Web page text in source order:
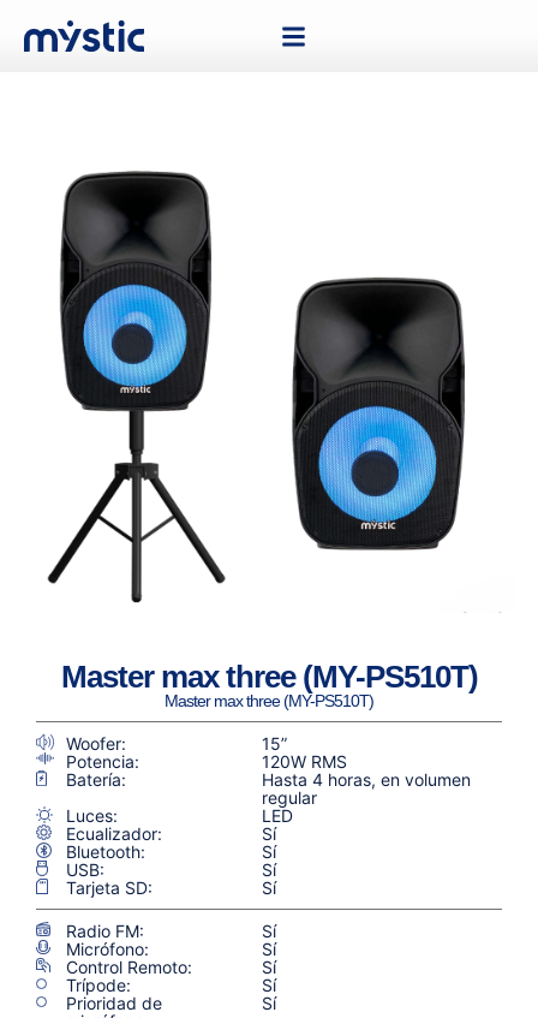
Master max three (MY-PS510T)
Master max three (MY-PS510T)
Woofer:
15”
Potencia:
120W RMS
Batería:
Hasta 4 horas, en volumen
regular
Luces:
LED
Ecualizador:
Sí
Bluetooth:
Sí
USB:
Sí
Tarjeta SD:
Sí
Radio FM:
Sí
Micrófono:
Sí
Control Remoto:
Sí
Trípode:
Sí
Prioridad de
Sí